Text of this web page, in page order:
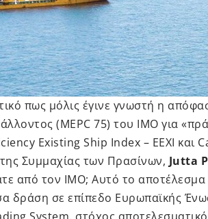
πως μόλις έγινε γνωστή η
(MEPC 75) του ΙΜΟ για
Existing Ship Index – EEXI και
Συμμαχίας των Πρασίνων, Jutta
από τον ΙΜΟ; Αυτό το αποτέλεσμα
δράση σε επίπεδο Ευρωπαϊκής